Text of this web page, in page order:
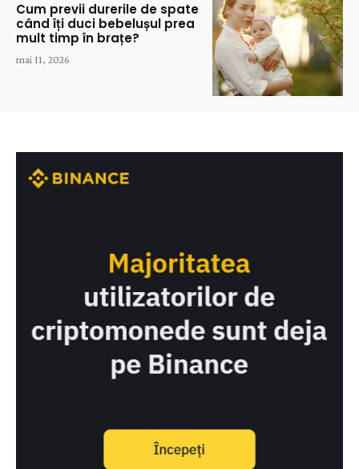
Cum previi durerile de spate
când îți duci bebelușul prea
mult timp în brațe?
mai 11, 2026